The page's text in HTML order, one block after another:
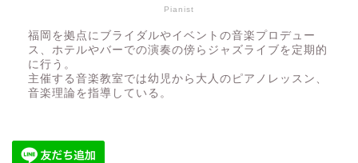
Pianist
福岡を拠点にブライダルやイベントの音楽プロデュー
ス、ホテルやバーでの演奏の傍らジャズライブを定期的
に行う。
主催する音楽教室では幼児から大人のピアノレッスン、
音楽理論を指導している。